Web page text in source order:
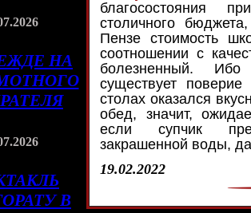
НА
В
благосостояния
столичного
Пензе стоимость
соотношении с
болезненный.
существует
столах оказался
обед, значит,
если супчик
закрашенной воды,
19.02.2022